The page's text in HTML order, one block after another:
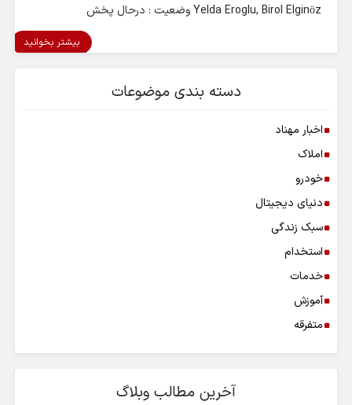
Yelda Eroglu, Birol Elginöz وضعیت : درحال پخش
بیشتر بخوانید
دسته بندی موضوعات
اخبار مهناد
املاک
خودرو
دنیای دیجیتال
سبک زندگی
استخدام
خدمات
آموزش
متفرقه
آخرین مطالب وبلاگ